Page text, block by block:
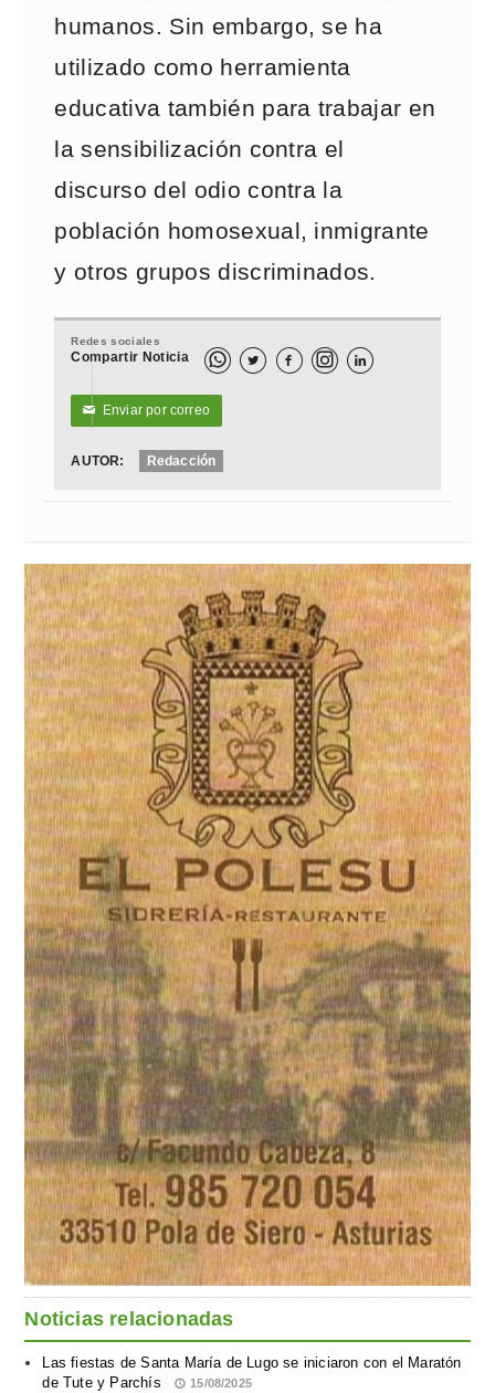
humanos. Sin embargo, se ha
utilizado como herramienta
educativa también para trabajar en
la sensibilización contra el
discurso del odio contra la
población homosexual, inmigrante
y otros grupos discriminados.
Redes sociales
Compartir Noticia   
✉ Enviar por correo
AUTOR: Redacción
Noticias relacionadas
Las fiestas de Santa María de Lugo se iniciaron con el Maratón
de Tute y Parchís
15/08/2025